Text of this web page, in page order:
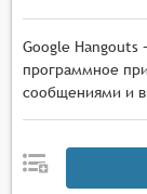
Google Hangouts
программное
сообщениями и